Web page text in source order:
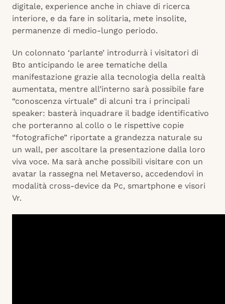
digitale, experience anche in chiave di ricerca
interiore, e da fare in solitaria, mete insolite,
permanenze di medio-lungo periodo.
Un colonnato ‘parlante’ introdurrà i visitatori di
Bto anticipando le aree tematiche della
manifestazione grazie alla tecnologia della realtà
aumentata, mentre all’interno sarà possibile fare
“conoscenza virtuale” di alcuni tra i principali
speaker: basterà inquadrare il badge identificativo
che porteranno al collo o le rispettive copie
“fotografiche” riportate a grandezza naturale su
un wall, per ascoltare la presentazione dalla loro
viva voce. Ma sarà anche possibili visitare con un
avatar la rassegna nel Metaverso, accedendovi in
modalità cross-device da Pc, smartphone e visori
Vr.